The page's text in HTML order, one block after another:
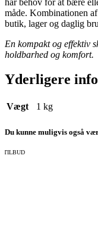
måde. Kombinationen
butik, lager og daglig
En kompakt og effektiv
holdbarhed og komfort.
Yderligere
Vægt 1 kg
Du kunne muligvis også
TILBUD